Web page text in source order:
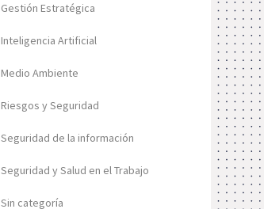
Gestión Estratégica
Inteligencia Artificial
Medio Ambiente
Riesgos y Seguridad
Seguridad de la información
Seguridad y Salud en el Trabajo
Sin categoría